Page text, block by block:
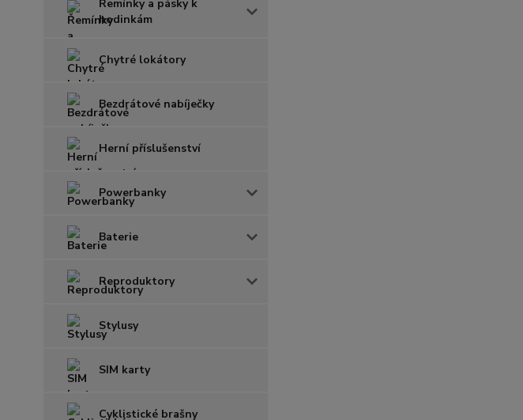
Řemínky a pásky k
hodinkám
Chytré lokátory
Bezdrátové nabíječky
Herní příslušenství
Powerbanky
Baterie
Reproduktory
Stylusy
SIM karty
Cyklistické brašny